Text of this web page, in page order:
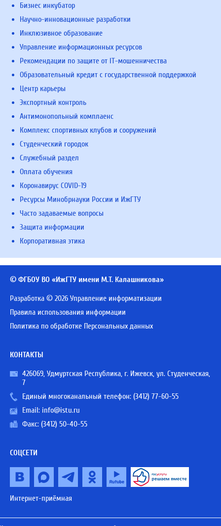
Бизнес инкубатор
Научно-инновационные разработки
Инклюзивное образование
Управление информационных ресурсов
Рекомендации по защите от IT-мошенничества
Образовательный кредит с государственной поддержкой
Центр карьеры
Экспортный контроль
Антимонопольный комплаенс
Комплекс спортивных клубов и сооружений
Студенческий городок
Служебный раздел
Оплата обучения
Коронавирус COVID-19
Ресурсы Минобрнауки России и ИжГТУ
Часто задаваемые вопросы
Защита информации
Корпоративная этика
© ФГБОУ ВО «ИжГТУ имени М.Т. Калашникова»
Разработка © 2026 Управление информатизации
Правила использования информации
Политика по обработке Персональных данных
КОНТАКТЫ
426069, Удмуртская Республика, г. Ижевск, ул. Студенческая,
7
Единый многоканальный телефон: (3412) 77-60-55
Email: info@istu.ru
Факс: (3412) 50-40-55
СОЦСЕТИ
Интернет-приёмная